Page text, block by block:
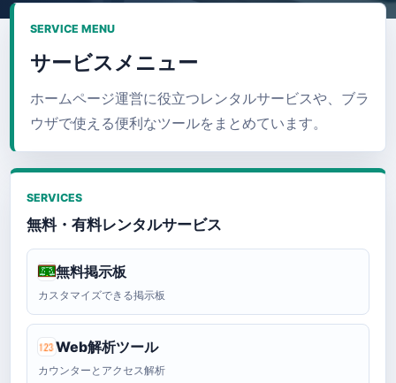
SERVICE MENU
サービスメニュー
ホームページ運営に役立つレンタルサービスや、ブラ
ウザで使える便利なツールをまとめています。
SERVICES
無料・有料レンタルサービス
無料掲示板
カスタマイズできる掲示板
Web解析ツール
カウンターとアクセス解析